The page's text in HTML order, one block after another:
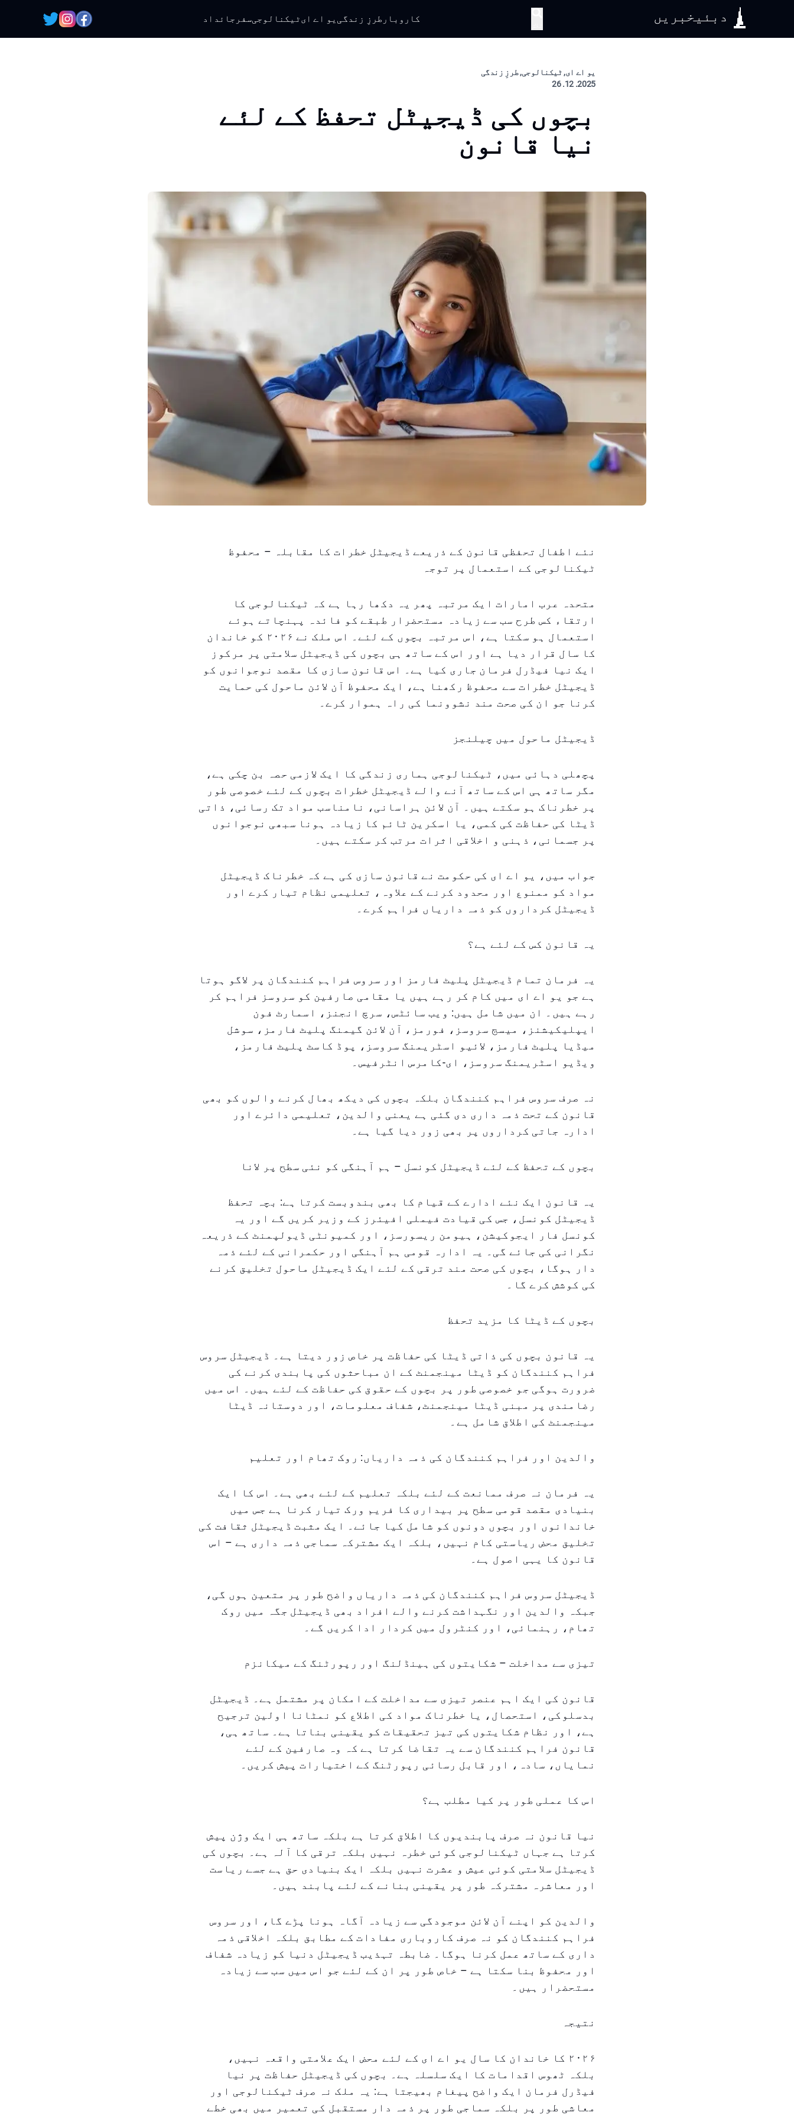
دبئیخبریں کاروبار طرزِ زندگی یو اے ایٹیکنالوجیسفر جائداد
یو اے ای, ٹیکنالوجی, طرزِ زندگی
2025. 12. 26
بچوں کی ڈیجیٹل تحفظ کے لئے
نیا قانون
نئے اطفال تحفظی قانون کے ذریعے ڈیجیٹل خطرات کا مقابلہ – محفوظ
ٹیکنالوجی کے استعمال پر توجہ
متحدہ عرب امارات ایک مرتبہ پھر یہ دکھا رہا ہے کہ ٹیکنالوجی کا
ارتقاء کس طرح سب سے زیادہ مستحضرار طبقے کو فائدہ پہنچاتے ہوئے
استعمال ہو سکتا ہے، اس مرتبہ بچوں کے لئے۔ اس ملک نے ۲۰۲۶ کو خاندان
کا سال قرار دیا ہے اور اس کے ساتھ ہی بچوں کی ڈیجیٹل سلامتی پر مرکوز
ایک نیا فیڈرل فرمان جاری کیا ہے۔ اس قانون سازی کا مقصد نوجوانوں کو
ڈیجیٹل خطرات سے محفوظ رکھنا ہے، ایک محفوظ آن لائن ماحول کی حمایت
کرنا جو ان کی صحت مند نشوونما کی راہ ہموار کرے۔
ڈیجیٹل ماحول میں چیلنجز
پچھلی دہائی میں، ٹیکنالوجی ہماری زندگی کا ایک لازمی حصہ بن چکی ہے،
مگر ساتھ ہی اس کے ساتھ آنے والے ڈیجیٹل خطرات بچوں کے لئے خصوصی طور
پر خطرناک ہو سکتے ہیں۔ آن لائن ہراسانی، نامناسب مواد تک رسائی، ذاتی
ڈیٹا کی حفاظت کی کمی، یا اسکرین ٹائم کا زیادہ ہونا سبھی نوجوانوں
پر جسمانی، ذہنی و اخلاقی اثرات مرتب کر سکتے ہیں۔
جواب میں، یو اے ای کی حکومت نے قانون سازی کی ہے کہ خطرناک ڈیجیٹل
مواد کو ممنوع اور محدود کرنے کے علاوہ، تعلیمی نظام تیار کرے اور
ڈیجیٹل کرداروں کو ذمہ داریاں فراہم کرے۔
یہ قانون کس کے لئے ہے؟
یہ فرمان تمام ڈیجیٹل پلیٹ فارمز اور سروس فراہم کنندگان پر لاگو ہوتا
ہے جو یو اے ای میں کام کر رہے ہیں یا مقامی صارفین کو سروسز فراہم کر
رہے ہیں۔ ان میں شامل ہیں: ویب سائٹس، سرچ انجنز، اسمارٹ فون
ایپلیکیشنز، میسج سروسز، فورمز، آن لائن گیمنگ پلیٹ فارمز، سوشل
میڈیا پلیٹ فارمز، لائیو اسٹریمنگ سروسز، پوڈ کاسٹ پلیٹ فارمز،
ویڈیو اسٹریمنگ سروسز، ای-کامرس انٹرفیس۔
نہ صرف سروس فراہم کنندگان بلکہ بچوں کی دیکھ بھال کرنے والوں کو بھی
قانون کے تحت ذمہ داری دی گئی ہے یعنی والدین، تعلیمی دائرے اور
ادارہ جاتی کرداروں پر بھی زور دیا گیا ہے۔
بچوں کے تحفظ کے لئے ڈیجیٹل کونسل – ہم آہنگی کو نئی سطح پر لانا
یہ قانون ایک نئے ادارے کے قیام کا بھی بندوبست کرتا ہے: بچہ تحفظ
ڈیجیٹل کونسل، جس کی قیادت فیملی افیئرز کے وزیر کریں گے اور یہ
کونسل فار ایجوکیشن، ہیومن ریسورسز، اور کمیونٹی ڈیولپمنٹ کے ذریعہ
نگرانی کی جائے گی۔ یہ ادارہ قومی ہم آہنگی اور حکمرانی کے لئے ذمہ
دار ہوگا، بچوں کی صحت مند ترقی کے لئے ایک ڈیجیٹل ماحول تخلیق کرنے
کی کوشش کرے گا۔
بچوں کے ڈیٹا کا مزید تحفظ
یہ قانون بچوں کی ذاتی ڈیٹا کی حفاظت پر خاص زور دیتا ہے۔ ڈیجیٹل سروس
فراہم کنندگان کو ڈیٹا مینجمنٹ کے ان مباحثوں کی پابندی کرنے کی
ضرورت ہوگی جو خصوصی طور پر بچوں کے حقوق کی حفاظت کے لئے ہیں۔ اس میں
رضامندی پر مبنی ڈیٹا مینجمنٹ، شفاف معلومات، اور دوستانہ ڈیٹا
مینجمنٹ کی اطلاق شامل ہے۔
والدین اور فراہم کنندگان کی ذمہ داریاں: روک تھام اور تعلیم
یہ فرمان نہ صرف ممانعت کے لئے بلکہ تعلیم کے لئے بھی ہے۔ اس کا ایک
بنیادی مقصد قومی سطح پر بیداری کا فریم ورک تیار کرنا ہے جس میں
خاندانوں اور بچوں دونوں کو شامل کیا جائے۔ ایک مثبت ڈیجیٹل ثقافت کی
تخلیق محض ریاستی کام نہیں، بلکہ ایک مشترکہ سماجی ذمہ داری ہے – اس
قانون کا یہی اصول ہے۔
ڈیجیٹل سروس فراہم کنندگان کی ذمہ داریاں واضح طور پر متعین ہوں گی،
جبکہ والدین اور نگہداشت کرنے والے افراد بھی ڈیجیٹل جگہ میں روک
تھام، رہنمائی، اور کنٹرول میں کردار ادا کریں گے۔
تیزی سے مداخلت – شکایتوں کی ہینڈلنگ اور رپورٹنگ کے میکانزم
قانون کی ایک اہم عنصر تیزی سے مداخلت کے امکان پر مشتمل ہے۔ ڈیجیٹل
بدسلوکی، استحصال، یا خطرناک مواد کی اطلاع کو نمٹانا اولین ترجیح
ہے، اور نظام شکایتوں کی تیز تحقیقات کو یقینی بناتا ہے۔ ساتھ ہی،
قانون فراہم کنندگان سے یہ تقاضا کرتا ہے کہ وہ صارفین کے لئے
نمایاں، سادہ، اور قابل رسائی رپورٹنگ کے اختیارات پیش کریں۔
اس کا عملی طور پر کیا مطلب ہے؟
نیا قانون نہ صرف پابندیوں کا اطلاق کرتا ہے بلکہ ساتھ ہی ایک وژن پیش
کرتا ہے جہاں ٹیکنالوجی کوئی خطرہ نہیں بلکہ ترقی کا آلہ ہے۔ بچوں کی
ڈیجیٹل سلامتی کوئی عیش و عشرت نہیں بلکہ ایک بنیادی حق ہے جسے ریاست
اور معاشرہ مشترکہ طور پر یقینی بنانے کے لئے پابند ہیں۔
والدین کو اپنے آن لائن موجودگی سے زیادہ آگاہ ہونا پڑے گا، اور سروس
فراہم کنندگان کو نہ صرف کاروباری مفادات کے مطابق بلکہ اخلاقی ذمہ
داری کے ساتھ عمل کرنا ہوگا۔ ضابطہ تہذیب ڈیجیٹل دنیا کو زیادہ شفاف
اور محفوظ بنا سکتا ہے – خاص طور پر ان کے لئے جو اس میں سب سے زیادہ
مستحضرار ہیں۔
نتیجہ
۲۰۲۶ کا خاندان کا سال یو اے ای کے لئے محض ایک علامتی واقعہ نہیں،
بلکہ ٹھوس اقدامات کا ایک سلسلہ ہے۔ بچوں کی ڈیجیٹل حفاظت پر نیا
فیڈرل فرمان ایک واضح پیغام بھیجتا ہے: یہ ملک نہ صرف ٹیکنالوجی اور
معاشی طور پر بلکہ سماجی طور پر ذمہ دار مستقبل کی تعمیر میں بھی خطے